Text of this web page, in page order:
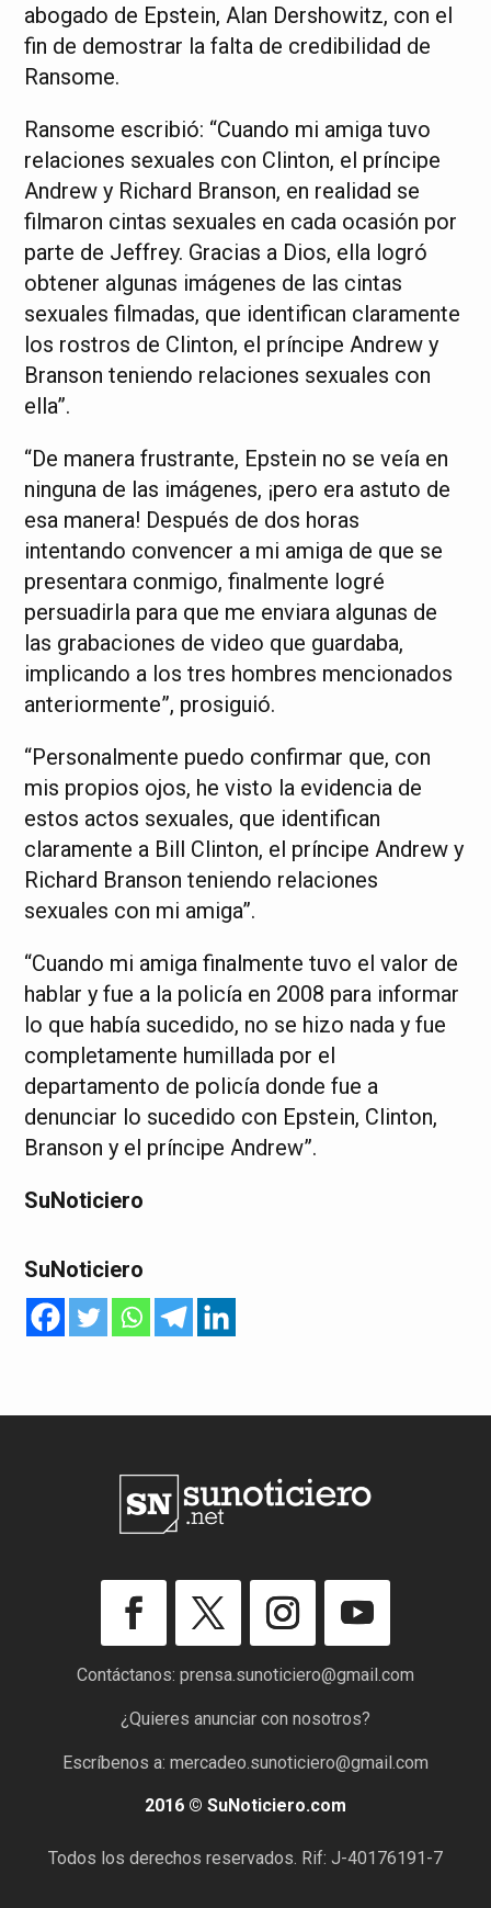
abogado de Epstein, Alan Dershowitz, con el
fin de demostrar la falta de credibilidad de
Ransome.
Ransome escribió: “Cuando mi amiga tuvo
relaciones sexuales con Clinton, el príncipe
Andrew y Richard Branson, en realidad se
filmaron cintas sexuales en cada ocasión por
parte de Jeffrey. Gracias a Dios, ella logró
obtener algunas imágenes de las cintas
sexuales filmadas, que identifican claramente
los rostros de Clinton, el príncipe Andrew y
Branson teniendo relaciones sexuales con
ella”.
“De manera frustrante, Epstein no se veía en
ninguna de las imágenes, ¡pero era astuto de
esa manera! Después de dos horas
intentando convencer a mi amiga de que se
presentara conmigo, finalmente logré
persuadirla para que me enviara algunas de
las grabaciones de video que guardaba,
implicando a los tres hombres mencionados
anteriormente”, prosiguió.
“Personalmente puedo confirmar que, con
mis propios ojos, he visto la evidencia de
estos actos sexuales, que identifican
claramente a Bill Clinton, el príncipe Andrew y
Richard Branson teniendo relaciones
sexuales con mi amiga”.
“Cuando mi amiga finalmente tuvo el valor de
hablar y fue a la policía en 2008 para informar
lo que había sucedido, no se hizo nada y fue
completamente humillada por el
departamento de policía donde fue a
denunciar lo sucedido con Epstein, Clinton,
Branson y el príncipe Andrew”.
SuNoticiero
SuNoticiero
Contáctanos: prensa.sunoticiero@gmail.com
¿Quieres anunciar con nosotros?
Escríbenos a: mercadeo.sunoticiero@gmail.com
2016 © SuNoticiero.com
Todos los derechos reservados. Rif: J-40176191-7